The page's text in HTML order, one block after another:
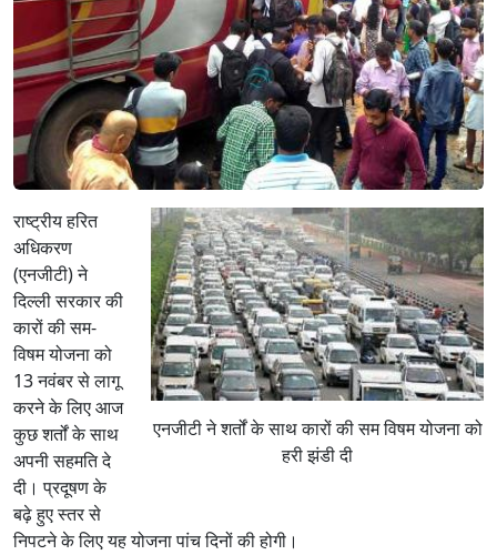
एनजीटी ने शर्तों के साथ कारों की सम विषम योजना को
हरी झंडी दी
राष्ट्रीय हरित
अधिकरण
(एनजीटी) ने
दिल्ली सरकार की
कारों की सम-
विषम योजना को
13 नवंबर से लागू
करने के लिए आज
कुछ शर्तों के साथ
अपनी सहमति दे
दी। प्रदूषण के
बढ़े हुए स्तर से
निपटने के लिए यह योजना पांच दिनों की होगी।